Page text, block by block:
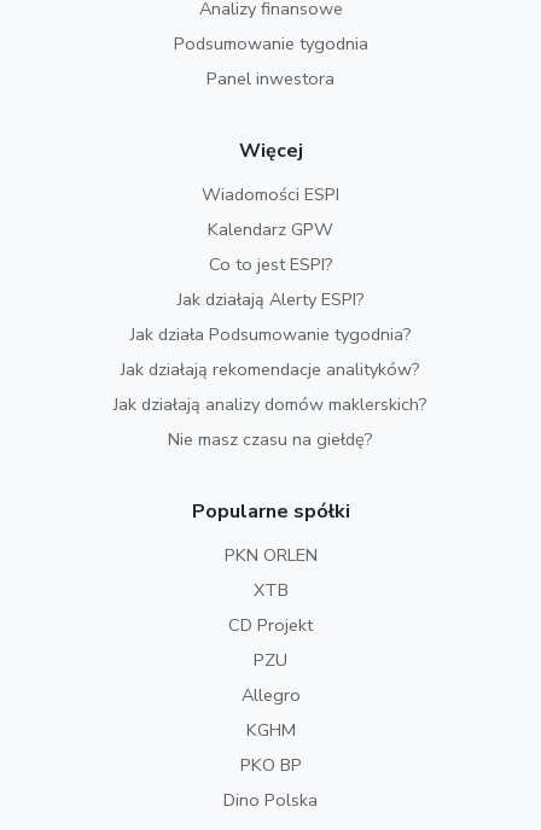
Analizy finansowe
Podsumowanie tygodnia
Panel inwestora
Więcej
Wiadomości ESPI
Kalendarz GPW
Co to jest ESPI?
Jak działają Alerty ESPI?
Jak działa Podsumowanie tygodnia?
Jak działają rekomendacje analityków?
Jak działają analizy domów maklerskich?
Nie masz czasu na giełdę?
Popularne spółki
PKN ORLEN
XTB
CD Projekt
PZU
Allegro
KGHM
PKO BP
Dino Polska